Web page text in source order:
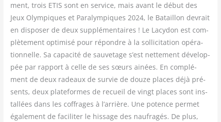
ment, trois ETIS sont en ser­vice, mais avant le début des
Jeux Olym­piques et Para­lym­piques 2024, le Bataillon devrait
en dis­po­ser de deux sup­plé­men­taires ! Le Lacy­don est com­
plè­te­ment opti­mi­sé pour répondre à la sol­li­ci­ta­tion opé­ra­
tion­nelle. Sa capa­ci­té de sau­ve­tage s’est net­te­ment déve­lop­
pée par rap­port à celle de ses sœurs ainées. En com­plé­
ment de deux radeaux de sur­vie de douze places déjà pré­
sents, deux pla­te­formes de recueil de vingt places sont ins­
tal­lées dans les cof­frages à l’arrière. Une potence per­met
éga­le­ment de faci­li­ter le his­sage des nau­fra­gés. De plus,